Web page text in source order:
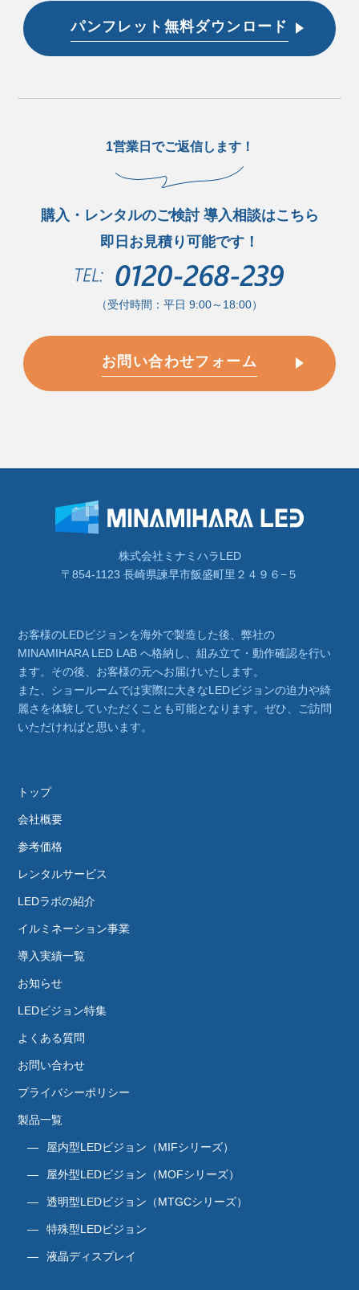
パンフレット無料ダウンロード
1営業日でご返信します！
購入・レンタルのご検討 導入相談はこちら
即日お見積り可能です！
（受付時間：平日 9:00～18:00）
お問い合わせフォーム
株式会社ミナミハラLED
〒854-1123 長崎県諫早市飯盛町里２４９６−５
お客様のLEDビジョンを海外で製造した後、弊社の
MINAMIHARA LED LAB へ格納し、組み立て・動作確認を行い
ます。その後、お客様の元へお届けいたします。
また、ショールームでは実際に大きなLEDビジョンの迫力や綺
麗さを体験していただくことも可能となります。ぜひ、ご訪問
いただければと思います。
トップ
会社概要
参考価格
レンタルサービス
LEDラボの紹介
イルミネーション事業
導入実績一覧
お知らせ
LEDビジョン特集
よくある質問
お問い合わせ
プライバシーポリシー
製品一覧
屋内型LEDビジョン（MIFシリーズ）
屋外型LEDビジョン（MOFシリーズ）
透明型LEDビジョン（MTGCシリーズ）
特殊型LEDビジョン
液晶ディスプレイ